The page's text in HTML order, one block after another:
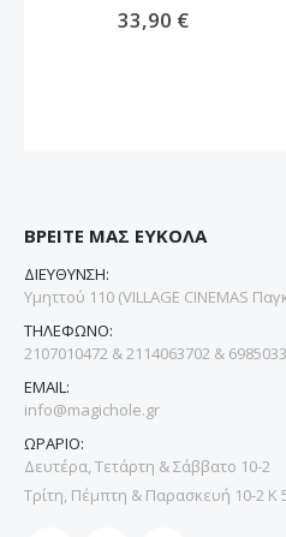
33,90 €
ΒΡΕΙΤΕ ΜΑΣ ΕΥΚΟΛΑ
ΔΙΕΥΘΥΝΣΗ:
Υμηττού 110 (VILLAGE CINEMAS
ΤΗΛΕΦΩΝΟ:
2107010472 & 2114063702 &
EMAIL:
info@magichole.gr
ΩΡΑΡΙΟ:
Δευτέρα, Τετάρτη & Σάββατο 10-2
Τρίτη, Πέμπτη & Παρασκευή 10-2 Κ